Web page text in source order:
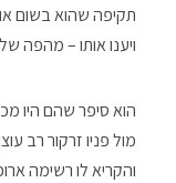
תקיפה שהוא בשום
ויענו אותו – מהפה
הוא סיפר שהם היו
מול פניו זרקור רב
והקריא לו רשימה